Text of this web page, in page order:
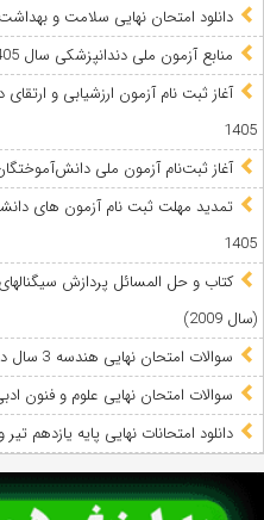
دانلود امتحان نهایی سلامت و بهداشت پایه
ﻣﻨﺎﺑﻊ آزﻣﻮن ﻣﻠﯽ دندانپزشکی سال 1405 (دوره های 25 و 26)
آغاز ثبت نام آزمون‌ ارزشیابی و
1405
آغاز ثبت‌نام آزمون ملی دانش‌آموختگان
تمدید مهلت ثبت نام آزمون های
1405
(سال 2009)
سوالات امتحان نهایی هندسه 3 سال دوازدهم (1397 تا 1405)
سوالات امتحان نهایی علوم و فنون ادبی 3 پایه دوازدهم (1397 تا
دانلود امتحانات نهایی پایه یازدهم تیر و